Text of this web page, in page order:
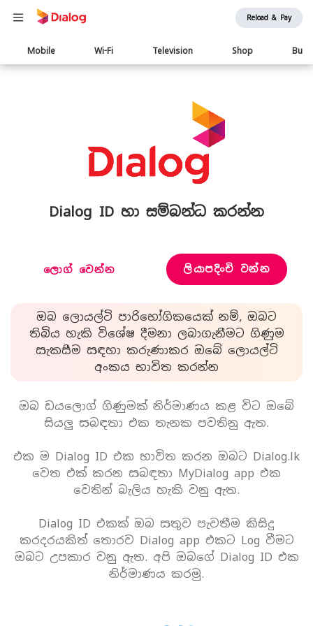
Reload & Pay
Main
navigation
Mobile Wi-Fi Television Shop
Dialog ID හා සම්බන්ධ කරන්න
ලොග් වෙන්න ලියාපදිංචි වන්න
ඔබ ලොයල්ටි පාරිභෝගිකයෙක් නම්, ඔබට
තිබිය හැකි විශේෂ දීමනා ලබාගැනීමට ගිණුම
සැකසීම සඳහා කරුණාකර ඔබේ ලොයල්ටි
අංකය භාවිත කරන්න
ඔබ ඩයලොග් ගිණුමක් නිර්මාණය කළ විට ඔබේ
සියලු සබඳතා එක තැනක පවතිනු ඇත.
එක ම Dialog ID එක භාවිත කරන ඔබට Dialog.lk
වෙත එක් කරන සබඳතා MyDialog app එක
වෙතින් බැලිය හැකි වනු ඇත.
Dialog ID එකක් ඔබ සතුව පැවතීම කිසිදු
කරදරයකිත් තොරව Dialog app එකට Log වීමට
ඔබට උපකාර වනු ඇත. අපි ඔබගේ Dialog ID එක
නිර්මාණය කරමු.